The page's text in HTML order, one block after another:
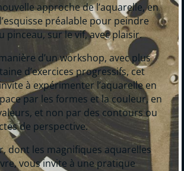
approche de l’aquarelle, en
préalable pour peindre
pinceau, sur le vif, avec plaisir.
d’un workshop, avec plus
d’exercices progressifs, cet
à expérimenter l’aquarelle en
par les formes et la couleur, en
et non par des contours ou
de perspective.
dont les magnifiques aquarelles
vous invite à une pratique